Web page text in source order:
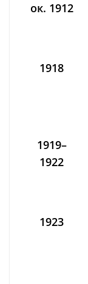
ок. 1912
1918
1919–
1922
1923